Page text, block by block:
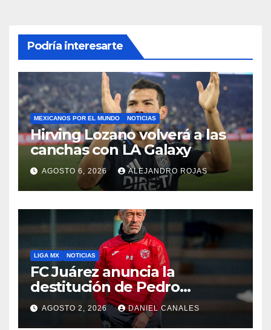
Podría interesarte
MEXICANOS POR EL MUNDO NOTICIAS
Hirving Lozano volverá a las
canchas con LA Galaxy
AGOSTO 6, 2026 ALEJANDRO ROJAS
LIGA MX NOTICIAS
FC Juárez anuncia la
destitución de Pedro
Caixinha
AGOSTO 2, 2026 DANIEL CANALES